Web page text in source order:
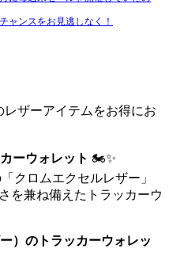
ャンスをお見逃しなく！
ザーアイテムをお得にお
ーウォレット 🏍️✨
クロムエクセルレザー」
を兼ね備えたトラッカーウ
）のトラッカーウォレッ